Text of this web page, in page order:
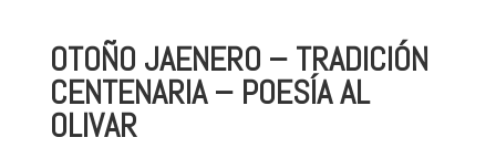
OTOÑO JAENERO – TRADICIÓN
CENTENARIA – POESÍA AL
OLIVAR